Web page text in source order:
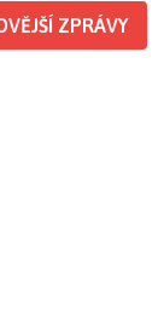
ZPRÁVY